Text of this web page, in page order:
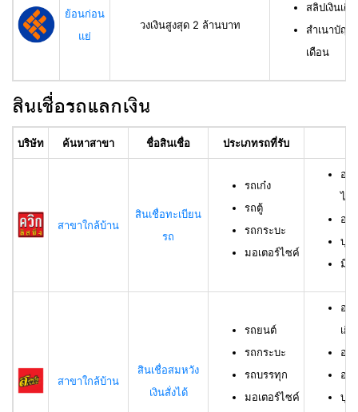
ย้อนก่อน
แย่
วงเงินสูงสุด 2 ล้านบาท
สลิปเงินเดื
สำเนาบัญชี
เดือน
สินเชื่อรถแลกเงิน
บริษัท ค้นหาสาขา ชื่อสินเชื่อ ประเภทรถที่รับ
สาขาใกล้บ้าน
สินเชื่อทะเบียน
รถ
รถเก๋ง
รถตู้
รถกระบะ
มอเตอร์ไซค์
อา
ไม่
อา
บุค
มีชื่
สาขาใกล้บ้าน
สินเชื่อสมหวัง
เงินสั่งได้
รถยนต์
รถกระบะ
รถบรรทุก
มอเตอร์ไซค์
อา
เกิ
อา
อา
บุค